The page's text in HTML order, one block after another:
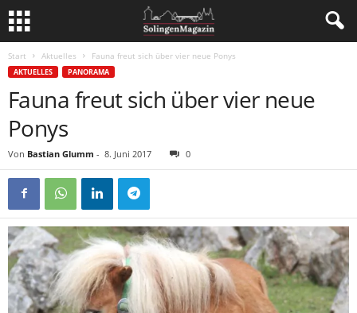
Start Aktuelles Fauna freut sich über vier neue Ponys
AKTUELLES PANORAMA
Fauna freut sich über vier neue
Ponys
Von Bastian Glumm - 8. Juni 2017 0